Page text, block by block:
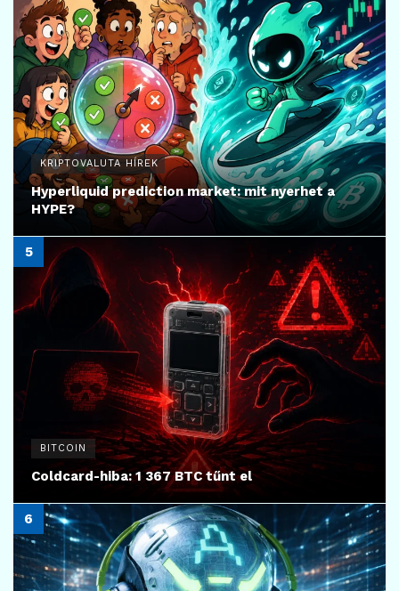
KRIPTOVALUTA HÍREK
Hyperliquid prediction market: mit nyerhet a
HYPE?
BITCOIN
Coldcard-hiba: 1 367 BTC tűnt el